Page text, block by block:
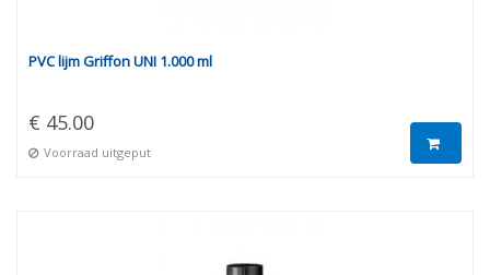
PVC lijm Griffon UNI 1.000 ml
€ 45.00
Voorraad uitgeput